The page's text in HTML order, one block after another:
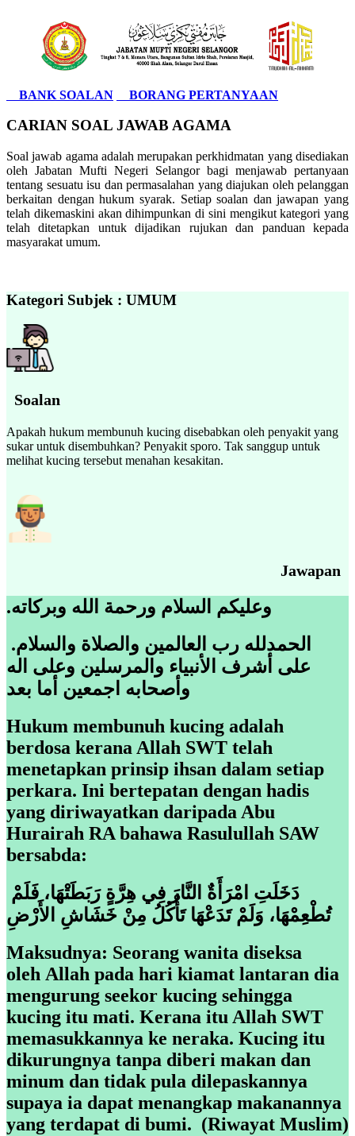
BANK SOALAN BORANG PERTANYAAN
CARIAN SOAL JAWAB AGAMA
Soal jawab agama adalah merupakan perkhidmatan yang disediakan
oleh Jabatan Mufti Negeri Selangor bagi menjawab pertanyaan
tentang sesuatu isu dan permasalahan yang diajukan oleh pelanggan
berkaitan dengan hukum syarak. Setiap soalan dan jawapan yang
telah dikemaskini akan dihimpunkan di sini mengikut kategori yang
telah ditetapkan untuk dijadikan rujukan dan panduan kepada
masyarakat umum.
Kategori Subjek : UMUM
Soalan
Apakah hukum membunuh kucing disebabkan oleh penyakit yang
sukar untuk disembuhkan? Penyakit sporo. Tak sanggup untuk
melihat kucing tersebut menahan kesakitan.
Jawapan
.وعليكم السلام ورحمة الله وبركاته
.الحمدلله رب العالمين والصلاة والسلام
على أشرف الأنبياء والمرسلين وعلى اله
وأصحابه اجمعين أما بعد
Hukum membunuh kucing adalah
berdosa kerana Allah SWT telah
menetapkan prinsip ihsan dalam setiap
perkara. Ini bertepatan dengan hadis
yang diriwayatkan daripada Abu
Hurairah RA bahawa Rasulullah SAW
bersabda:
دَخَلَتِ امْرَأَةٌ النَّارَ فِي هِرَّةٍ رَبَطَتْهَا، فَلَمْ
تُطْعِمْهَا، وَلَمْ تَدَعْهَا تَأْكُلُ مِنْ خَشَاشِ الأَرْضِ
Maksudnya: Seorang wanita diseksa
oleh Allah pada hari kiamat lantaran dia
mengurung seekor kucing sehingga
kucing itu mati. Kerana itu Allah SWT
memasukkannya ke neraka. Kucing itu
dikurungnya tanpa diberi makan dan
minum dan tidak pula dilepaskannya
supaya ia dapat menangkap makanannya
yang terdapat di bumi. (Riwayat Muslim)